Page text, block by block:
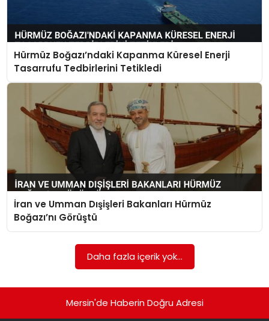
SPOR
EKONOMI
DÜNYA
OTOMOBIL
Hürmüz Boğazı’ndaki Kapanma Küresel Enerji
Tasarrufu Tedbirlerini Tetikledi
İran ve Umman Dışişleri Bakanları Hürmüz
Boğazı’nı Görüştü
Daha fazla içerik yok...
Mersin'de Haberin Doğru Adresi